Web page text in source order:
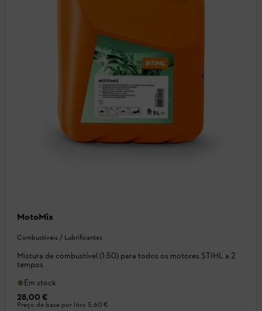
MotoMix
Combustíveis / Lubrificantes
Mistura de combustível (1:50) para todos os motores STIHL a 2
tempos
Em stock
28,00 €
Preço de base por litro 5,60 €